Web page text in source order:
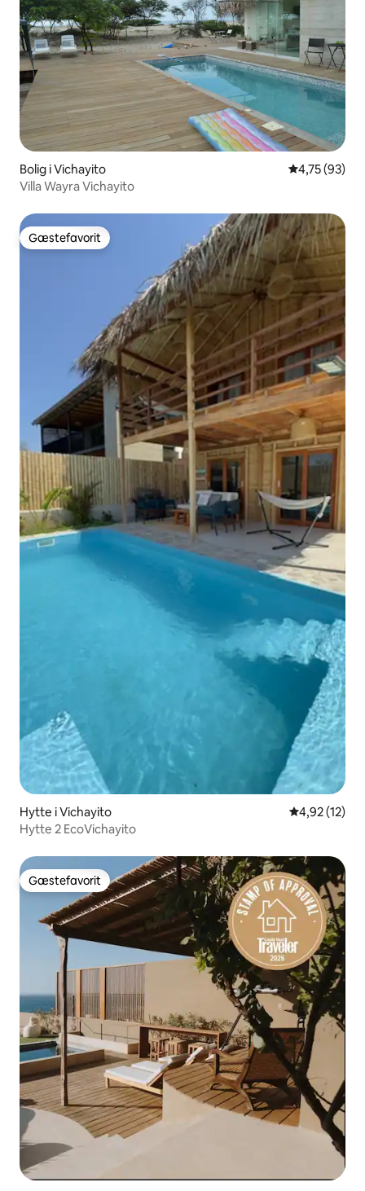
Bolig i Vichayito 4,75 ud af 5
4,75 (93)
Villa Wayra Vichayito
Gæstefavorit
Gæstefavorit
Hytte i Vichayito 4,92 ud af 5
4,92 (12)
Hytte 2 EcoVichayito
Gæstefavorit
Gæstefavorit